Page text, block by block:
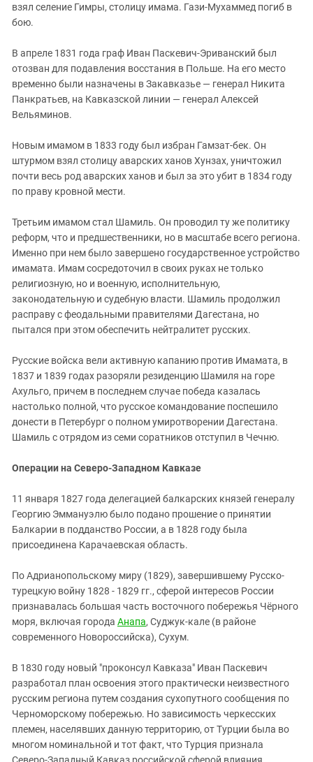
взял селение Гимры, столицу имама. Гази-Мухаммед погиб в
бою.
В апреле 1831 года граф Иван Паскевич-Эриванский был
отозван для подавления восстания в Польше. На его место
временно были назначены в Закавказье — генерал Никита
Панкратьев, на Кавказской линии — генерал Алексей
Вельяминов.
Новым имамом в 1833 году был избран Гамзат-бек. Он
штурмом взял столицу аварских ханов Хунзах, уничтожил
почти весь род аварских ханов и был за это убит в 1834 году
по праву кровной мести.
Третьим имамом стал Шамиль. Он проводил ту же политику
реформ, что и предшественники, но в масштабе всего региона.
Именно при нем было завершено государственное устройство
имамата. Имам сосредоточил в своих руках не только
религиозную, но и военную, исполнительную,
законодательную и судебную власти. Шамиль продолжил
расправу с феодальными правителями Дагестана, но
пытался при этом обеспечить нейтралитет русских.
Русские войска вели активную капанию против Имамата, в
1837 и 1839 годах разоряли резиденцию Шамиля на горе
Ахульгo, причем в последнем случае победа казалась
настолько полной, что русское командование поспешило
донести в Петербург о полном умиротворении Дагестана.
Шамиль с отрядом из семи соратников отступил в Чечню.
Операции на Северо-Западном Кавказе
11 января 1827 года делегацией балкарских князей генералу
Георгию Эммануэлю было подано прошение о принятии
Балкарии в подданство России, а в 1828 году была
присоединена Карачаевская область.
По Адрианопольскому миру (1829), завершившему Русско-
турецкую войну 1828 - 1829 гг., сферой интересов России
признавалась большая часть восточного побережья Чёрного
моря, включая города Анапа, Суджук-кале (в районе
современного Новороссийска), Сухум.
В 1830 году новый "проконсул Кавказа" Иван Паскевич
разработал план освоения этого практически неизвестного
русским региона путем создания сухопутного сообщения по
Черноморскому побережью. Но зависимость черкесских
племен, населявших данную территорию, от Турции была во
многом номинальной и тот факт, что Турция признала
Северо-Западный Кавказ российской сферой влияния,